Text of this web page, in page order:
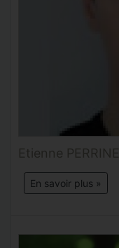
Etienne PERRINE
En savoir plus »